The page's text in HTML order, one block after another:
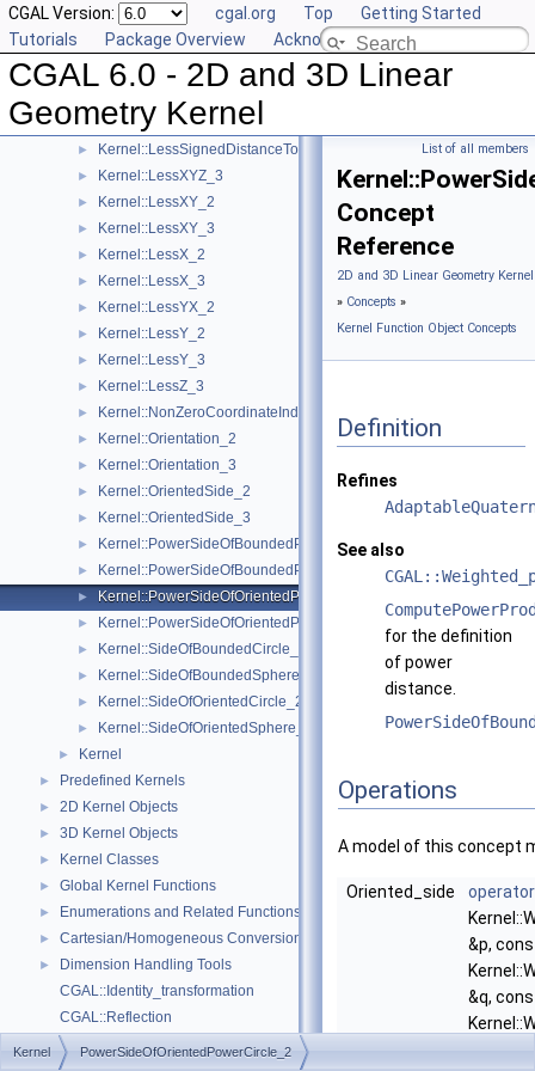
CGAL Version: cgal.org Top
Getting Started
Tutorials
Package Overview Acknowledging CGAL
CGAL 6.0 - 2D and 3D Linear
Geometry Kernel
► Kernel::LeftTurn_2
Kernel::LessDistanceToPoint_2
Kernel::LessDistanceToPoint_3
Kernel::LessRotateCCW_2
► Kernel::LessSignedDistanceToLine_2
► Kernel::LessSignedDistanceToPlane_3
► Kernel::LessXYZ_3
► Kernel::LessXY_2
► Kernel::LessXY_3
► Kernel::LessX_2
► Kernel::LessX_3
► Kernel::LessYX_2
► Kernel::LessY_2
► Kernel::LessY_3
► Kernel::LessZ_3
► Kernel::NonZeroCoordinateIndex_3
► Kernel::Orientation_2
► Kernel::Orientation_3
► Kernel::OrientedSide_2
► Kernel::OrientedSide_3
► Kernel::PowerSideOfBoundedPowerCircle_2
► Kernel::PowerSideOfBoundedPowerSphere_3
► Kernel::PowerSideOfOrientedPowerCircle_2
► Kernel::PowerSideOfOrientedPowerSphere_3
► Kernel::SideOfBoundedCircle_2
► Kernel::SideOfBoundedSphere_3
► Kernel::SideOfOrientedCircle_2
► Kernel::SideOfOrientedSphere_3
► Kernel
► Predefined Kernels
► 2D Kernel Objects
► 3D Kernel Objects
► Kernel Classes
► Global Kernel Functions
► Enumerations and Related Functions
► Cartesian/Homogeneous Conversion
►
Dimension Handling Tools
CGAL::Identity_transformation
CGAL::Reflection
CGAL::Rotation
List of all members
Concept
Reference
2D and 3D Linear Geometry
» Concepts »
Kernel Function Object Concepts
Definition
Refines
See also
for the definition
of power
distance.
Operations
A model of this concept
Oriented_side
&p,
&q,
Kernel PowerSideOfOrientedPowerCircle_2